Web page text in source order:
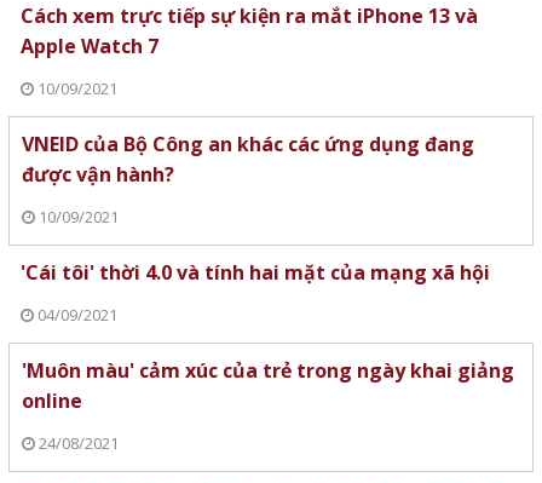
Cách xem trực tiếp sự kiện ra mắt iPhone 13 và
Apple Watch 7
10/09/2021
VNEID của Bộ Công an khác các ứng dụng đang
được vận hành?
10/09/2021
'Cái tôi' thời 4.0 và tính hai mặt của mạng xã hội
04/09/2021
'Muôn màu' cảm xúc của trẻ trong ngày khai giảng
online
24/08/2021